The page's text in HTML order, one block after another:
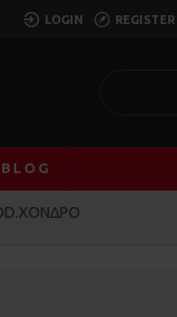
LOGIN REGISTER
BLOG